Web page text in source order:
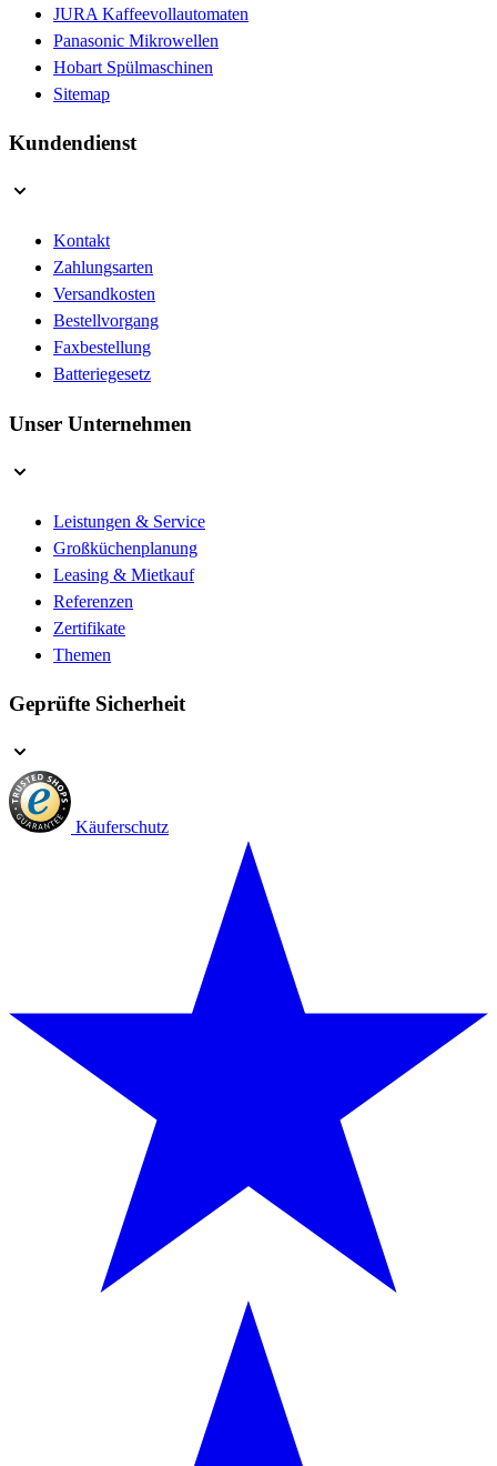
JURA Kaffeevollautomaten
Panasonic Mikrowellen
Hobart Spülmaschinen
Sitemap
Kundendienst
Kontakt
Zahlungsarten
Versandkosten
Bestellvorgang
Faxbestellung
Batteriegesetz
Unser Unternehmen
Leistungen & Service
Großküchenplanung
Leasing & Mietkauf
Referenzen
Zertifikate
Themen
Geprüfte Sicherheit
Käuferschutz